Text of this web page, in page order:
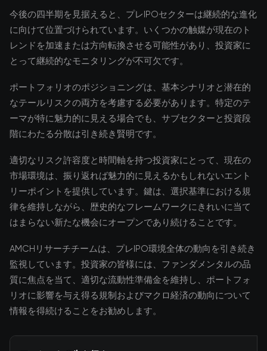
今後の四半期を見据えると、プレIPOセクターは継続的な進化
に向けて位置づけられています。いくつかの触媒が現在のト
レンドを加速または方向転換させる可能性があり、投資家に
とって継続的なモニタリングが不可欠です。
ポートフォリオのポジショニングは、基本シナリオと潜在的
なテールリスクの両方を考慮する必要があります。特定のテ
ーマが特に魅力的に見える場合でも、サブセクターと投資段
階にわたる分散は引き続き賢明です。
適切なリスク許容度と時間軸を持つ投資家にとって、現在の
市場環境は、振り返れば魅力的に見えるかもしれないエント
リーポイントを提供しています。鍵は、選択基準における規
律を維持しながら、歴史的なフレームワークにきれいに当て
はまらない新たな機会にオープンであり続けることです。
AMCHリサーチチームは、プレIPO環境全体の動向を引き続き
監視しています。投資家の皆様には、ファンダメンタルの品
質に焦点を当て、適切な流動性準備金を維持し、ポートフォ
リオに影響を与え得る規制およびマクロ経済の動向について
情報を得続けることをお勧めします。